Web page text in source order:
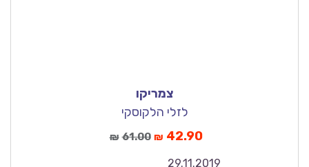
צמריקו
לזלי הלקוסקי
₪ 61.00 ₪ 42.90
29.11.2019